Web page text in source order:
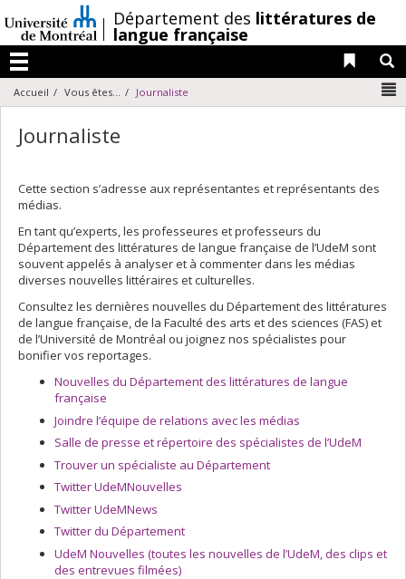
au
contenu
/Département des littératures de
langue française
Menu
Liens
Accueil Vous êtes... Journaliste
Journaliste
Cette section s’adresse aux représentantes et représentants des
médias.
En tant qu’experts, les professeures et professeurs du
Département des littératures de langue française de l’UdeM sont
souvent appelés à analyser et à commenter dans les médias
diverses nouvelles littéraires et culturelles.
Consultez les dernières nouvelles du Département des littératures
de langue française, de la Faculté des arts et des sciences (FAS) et
de l’Université de Montréal ou joignez nos spécialistes pour
bonifier vos reportages.
Nouvelles du Département des littératures de langue
française
Joindre l’équipe de relations avec les médias
Salle de presse et répertoire des spécialistes de l’UdeM
Trouver un spécialiste au Département
Twitter UdeMNouvelles
Twitter UdeMNews
Twitter du Département
UdeM Nouvelles (toutes les nouvelles de l’UdeM, des clips et
des entrevues filmées)